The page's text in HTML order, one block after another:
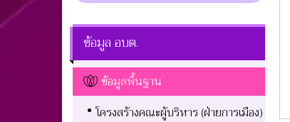
ข้อมูล อบต.
ข้อมูลพื้นฐาน
โครงสร้างคณะผู้บริหาร (ฝ่ายการเมือง)